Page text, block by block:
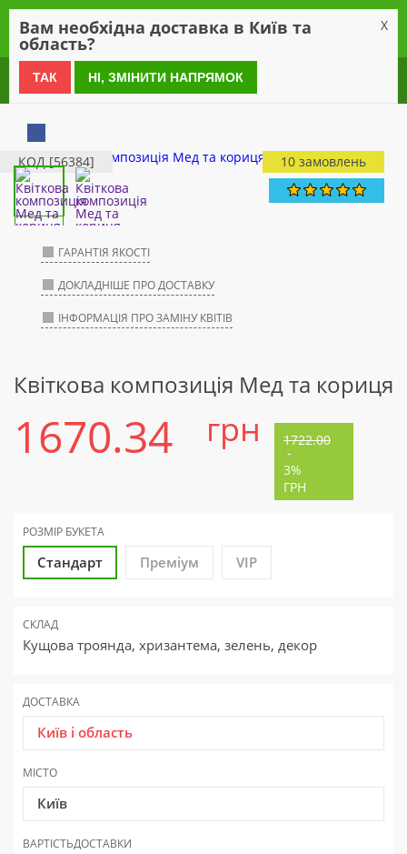
0 800 21 54 55
КОД [56384] 10 замовлень
ГАРАНТІЯ ЯКОСТІ
ДОКЛАДНІШЕ ПРО ДОСТАВКУ
ІНФОРМАЦІЯ ПРО ЗАМІНУ КВІТІВ
Квіткова композиція Мед та кориця
1670.34 грн 1722.00
-
3%
ГРН
РОЗМІР БУКЕТА
Стандарт Преміум VIP
СКЛАД
Кущова троянда, хризантема, зелень, декор
ДОСТАВКА
Київ і область
МІСТО
Київ
ВАРТІСТЬДОСТАВКИ
Вам необхідна доставка в Київ та
область?
X
ТАК НІ, ЗМІНИТИ НАПРЯМОК